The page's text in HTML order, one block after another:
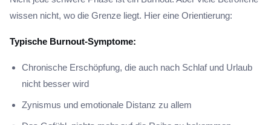
wissen nicht, wo die Grenze liegt. Hier eine Orientierung:
Typische Burnout-Symptome:
Chronische Erschöpfung, die auch nach Schlaf und Urlaub
nicht besser wird
Zynismus und emotionale Distanz zu allem